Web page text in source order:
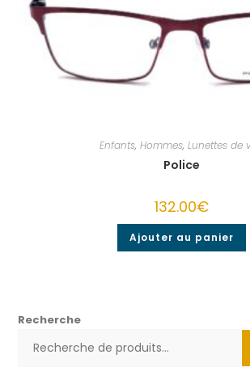
Enfants, Hommes, Lunettes de
Police
132.00€
Ajouter au panier
Recherche